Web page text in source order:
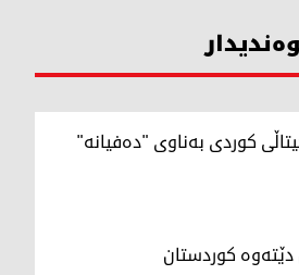
کوردی بەناوی "دەفیانە"
کوردستان